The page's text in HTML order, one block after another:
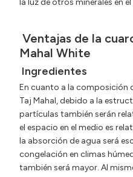
la luz de otros minerales en
Ventajas de la
Mahal White
Ingredientes
En cuanto a la composición
Taj Mahal, debido a la
partículas también serán
el espacio en el medio es
la absorción de agua será
congelación en climas
también será mayor. Al